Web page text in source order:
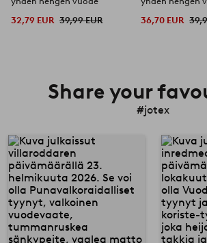
32,79 EUR 39,99 EUR
36,70 EUR
Share your
#jotex